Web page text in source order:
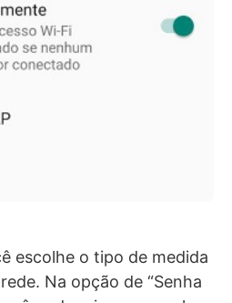
escolhe o tipo de medida
Na opção de “Senha